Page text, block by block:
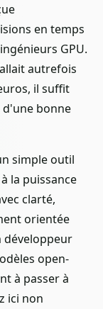
en temps
GPU.
autrefois
il suffit
d'une bonne
simple outil
la puissance
clarté,
orientée
développeur
open-
à passer à
ici non